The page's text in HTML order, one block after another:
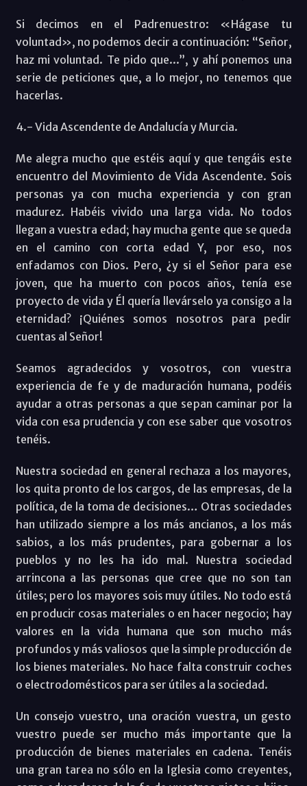
Si decimos en el Padrenuestro: «Hágase tu
voluntad», no podemos decir a continuación: “Señor,
haz mi voluntad. Te pido que...”, y ahí ponemos una
serie de peticiones que, a lo mejor, no tenemos que
hacerlas.
4.- Vida Ascendente de Andalucía y Murcia.
Me alegra mucho que estéis aquí y que tengáis este
encuentro del Movimiento de Vida Ascendente. Sois
personas ya con mucha experiencia y con gran
madurez. Habéis vivido una larga vida. No todos
llegan a vuestra edad; hay mucha gente que se queda
en el camino con corta edad Y, por eso, nos
enfadamos con Dios. Pero, ¿y si el Señor para ese
joven, que ha muerto con pocos años, tenía ese
proyecto de vida y Él quería llevárselo ya consigo a la
eternidad? ¡Quiénes somos nosotros para pedir
cuentas al Señor!
Seamos agradecidos y vosotros, con vuestra
experiencia de fe y de maduración humana, podéis
ayudar a otras personas a que sepan caminar por la
vida con esa prudencia y con ese saber que vosotros
tenéis.
Nuestra sociedad en general rechaza a los mayores,
los quita pronto de los cargos, de las empresas, de la
política, de la toma de decisiones… Otras sociedades
han utilizado siempre a los más ancianos, a los más
sabios, a los más prudentes, para gobernar a los
pueblos y no les ha ido mal. Nuestra sociedad
arrincona a las personas que cree que no son tan
útiles; pero los mayores sois muy útiles. No todo está
en producir cosas materiales o en hacer negocio; hay
valores en la vida humana que son mucho más
profundos y más valiosos que la simple producción de
los bienes materiales. No hace falta construir coches
o electrodomésticos para ser útiles a la sociedad.
Un consejo vuestro, una oración vuestra, un gesto
vuestro puede ser mucho más importante que la
producción de bienes materiales en cadena. Tenéis
una gran tarea no sólo en la Iglesia como creyentes,